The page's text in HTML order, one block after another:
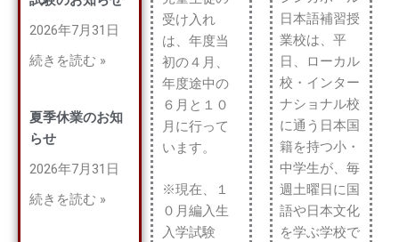
2026年7月31日
続きを読む »
夏季休業のお知
らせ
2026年7月31日
続きを読む »
受け入れ
は、年度当
初の４月、
年度途中の
６月と１０
月に行って
います。
※現在、１
０月編入生
入学試験
日本語補習授
業校は、平
日、ローカル
校・インター
ナショナル校
に通う日本国
籍を持つ小・
中学生が、毎
週土曜日に国
語や日本文化
を学ぶ学校で